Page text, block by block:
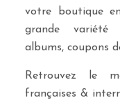
votre boutique
grande variété
albums, coupons
Retrouvez le
françaises &